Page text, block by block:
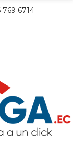
6714